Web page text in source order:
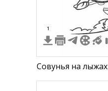
1
Совунья на лыжах